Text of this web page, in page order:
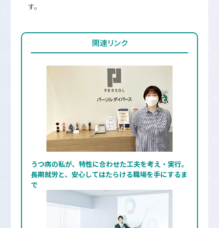
す。
関連リンク
うつ病の私が、特性に合わせた工夫を考え・実行。
長期就労と、安心してはたらける職場を手にするま
で